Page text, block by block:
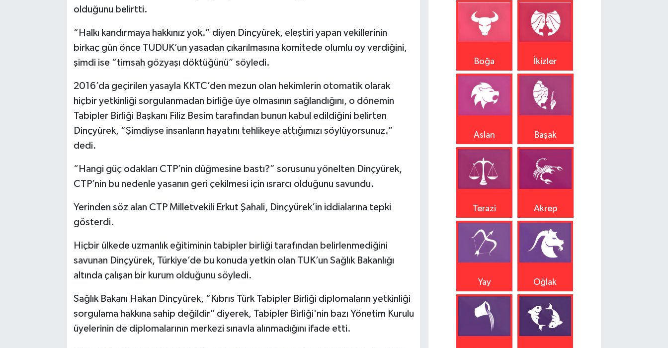
olduğunu belirtti.
“Halkı kandırmaya hakkınız yok.” diyen Dinçyürek, eleştiri yapan vekillerinin
birkaç gün önce TUDUK’un yasadan çıkarılmasına komitede olumlu oy verdiğini,
şimdi ise “timsah gözyaşı döktüğünü” söyledi.
2016’da geçirilen yasayla KKTC’den mezun olan hekimlerin otomatik olarak
hiçbir yetkinliği sorgulanmadan birliğe üye olmasının sağlandığını, o dönemin
Tabipler Birliği Başkanı Filiz Besim tarafından bunun kabul edildiğini belirten
Dinçyürek, “Şimdiyse insanların hayatını tehlikeye attığımızı söylüyorsunuz.”
dedi.
“Hangi güç odakları CTP’nin düğmesine bastı?” sorusunu yönelten Dinçyürek,
CTP’nin bu nedenle yasanın geri çekilmesi için ısrarcı olduğunu savundu.
Yerinden söz alan CTP Milletvekili Erkut Şahali, Dinçyürek’in iddialarına tepki
gösterdi.
Hiçbir ülkede uzmanlık eğitiminin tabipler birliği tarafından belirlenmediğini
savunan Dinçyürek, Türkiye’de bu konuda yetkin olan TUK’un Sağlık Bakanlığı
altında çalışan bir kurum olduğunu söyledi.
Sağlık Bakanı Hakan Dinçyürek, “Kıbrıs Türk Tabipler Birliği diplomaların yetkinliği
sorgulama hakkına sahip değildir" diyerek, Tabipler Birliği'nin bazı Yönetim Kurulu
üyelerinin de diplomalarının merkezi sınavla alınmadığını ifade etti.
Boğa İkizler
Aslan Başak
Terazi Akrep
Yay Oğlak